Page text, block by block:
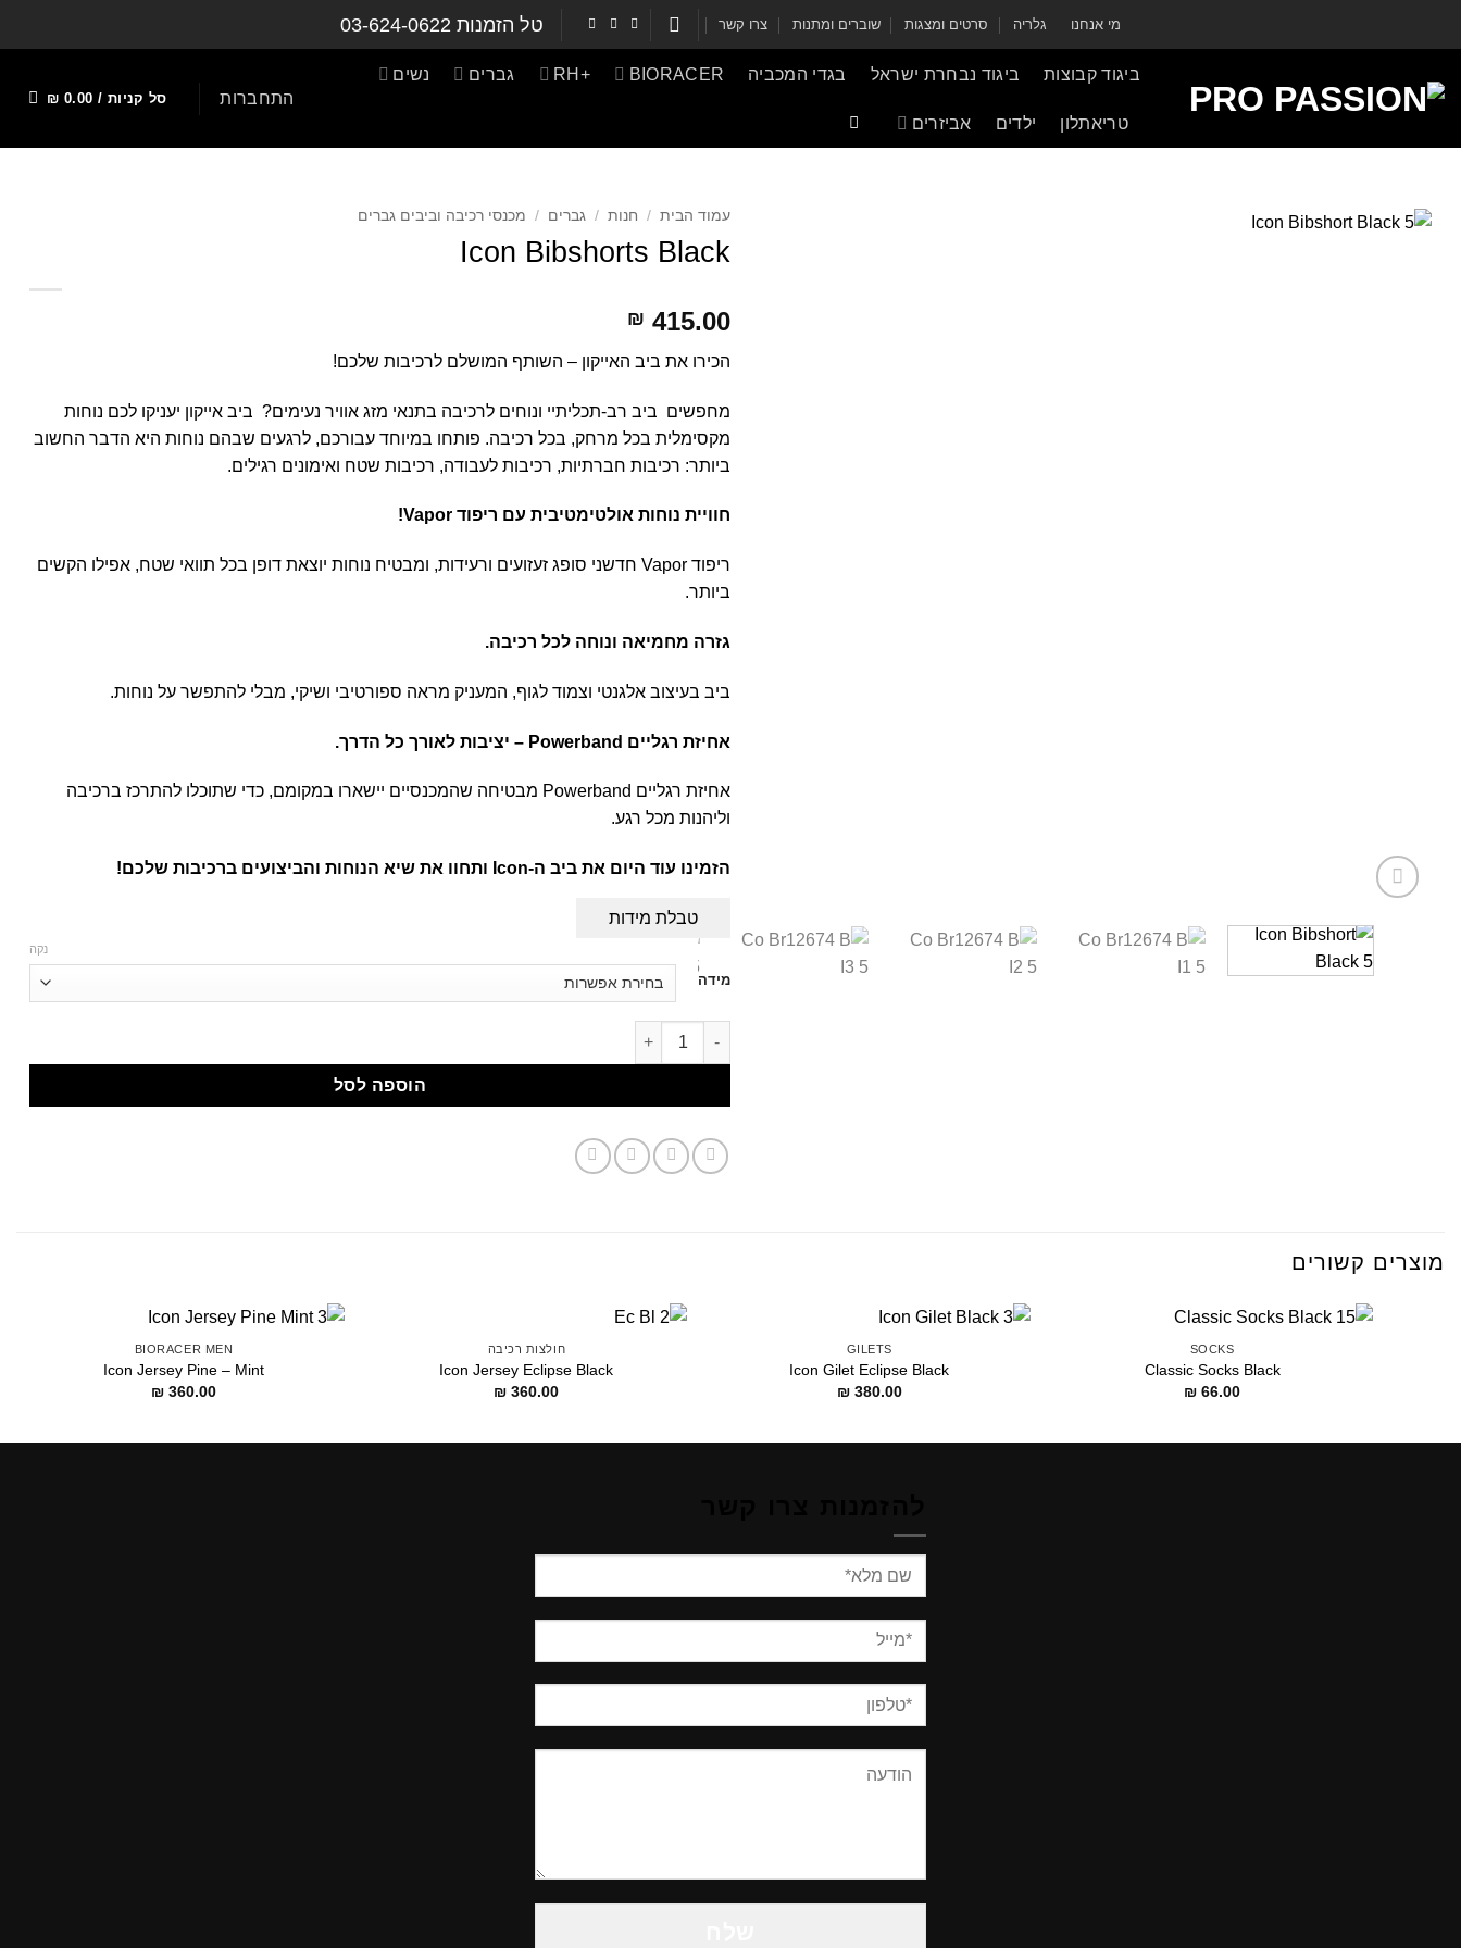
מי אנחנו גלריה סרטים ומצגות שוברים ומתנות צרו קשר טל הזמנות 03-624-0622
ביגוד קבוצות ביגוד נבחרת ישראל בגדי המכביה BIORACER
+RH גברים נשים
טריאתלון ילדים אביזרים
התחברות סל קניות / ₪ 0.00
עמוד הבית / חנות / גברים / מכנסי רכיבה וביבים גברים
Icon Bibshorts Black
₪ 415.00
הכירו את ביב האייקון – השותף המושלם לרכיבות שלכם!
מחפשים ביב רב-תכליתיי ונוחים לרכיבה בתנאי מזג אוויר נעימים? ביב אייקון יעניקו לכם נוחות
מקסימלית בכל מרחק, בכל רכיבה. פותחו במיוחד עבורכם, לרגעים שבהם נוחות היא הדבר החשוב
ביותר: רכיבות חברתיות, רכיבות לעבודה, רכיבות שטח ואימונים רגילים.
חוויית נוחות אולטימטיבית עם ריפוד Vapor!
ריפוד Vapor חדשני סופג זעזועים ורעידות, ומבטיח נוחות יוצאת דופן בכל תוואי שטח, אפילו הקשים
ביותר.
גזרה מחמיאה ונוחה לכל רכיבה.
ביב בעיצוב אלגנטי וצמוד לגוף, המעניק מראה ספורטיבי ושיקי, מבלי להתפשר על נוחות.
אחיזת רגליים Powerband – יציבות לאורך כל הדרך.
אחיזת רגליים Powerband מבטיחה שהמכנסיים יישארו במקומם, כדי שתוכלו להתרכז ברכיבה
וליהנות מכל רגע.
הזמינו עוד היום את ביב ה-Icon ותחוו את שיא הנוחות והביצועים ברכיבות שלכם!
טבלת מידות
מידה
נקה
דילוג
דילוג לתוכן
הוספה לסל
מוצרים קשורים
SOCKS
Classic Socks Black
₪ 66.00
GILETS
Icon Gilet Eclipse Black
₪380.00
חולצות רכיבה
Icon Jersey Eclipse Black
₪ 360.00
BIORACER MEN
Icon Jersey Pine – Mint
₪360.00
Please